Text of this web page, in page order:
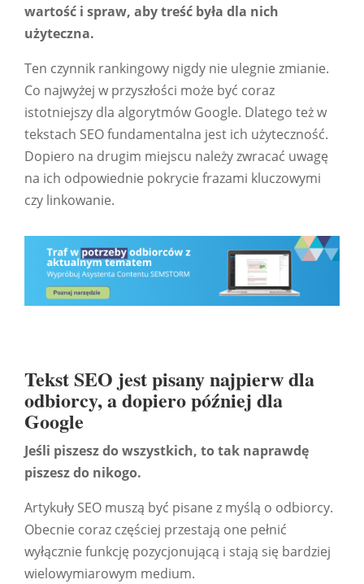
wartość i spraw, aby treść była dla nich
użyteczna.
Ten czynnik rankingowy nigdy nie ulegnie zmianie.
Co najwyżej w przyszłości może być coraz
istotniejszy dla algorytmów Google. Dlatego też w
tekstach SEO fundamentalna jest ich użyteczność.
Dopiero na drugim miejscu należy zwracać uwagę
na ich odpowiednie pokrycie frazami kluczowymi
czy linkowanie.
Tekst SEO jest pisany najpierw dla
odbiorcy, a dopiero później dla
Google
Jeśli piszesz do wszystkich, to tak naprawdę
piszesz do nikogo.
Artykuły SEO muszą być pisane z myślą o odbiorcy.
Obecnie coraz częściej przestają one pełnić
wyłącznie funkcję pozycjonującą i stają się bardziej
wielowymiarowym medium.